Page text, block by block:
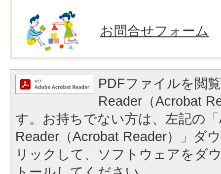
お問合せフォーム
PDFファイルを閲
Reader（Acrobat
す。お持ちでない方は、左記の
Reader（Acrobat Reader）」ダ
リックして、ソフトウェアをダ